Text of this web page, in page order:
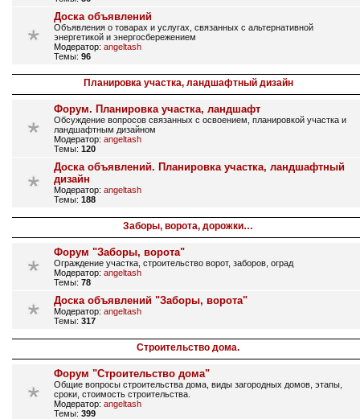
Доска объявлений
Объявления о товарах и услугах, связанных с альтернативной
энергетикой и энергосбережением
Модератор: angeltash
Темы: 96
Планировка участка, ландшафтный дизайн
Форум. Планировка участка, ландшафт
Обсуждение вопросов связанных с освоением, планировкой участка и
ландшафтным дизайном
Модератор: angeltash
Темы: 120
Доска объявлений. Планировка участка, ландшафтный
дизайн
Модератор: angeltash
Темы: 188
Заборы, ворота, дорожки…
Форум "Заборы, ворота"
Ограждение участка, строительство ворот, заборов, оград
Модератор: angeltash
Темы: 78
Доска объявлений "Заборы, ворота"
Модератор: angeltash
Темы: 317
Строительство дома.
Форум "Строительство дома"
Общие вопросы строительства дома, виды загородных домов, этапы,
сроки, стоимость строительства.
Модератор: angeltash
Темы: 399